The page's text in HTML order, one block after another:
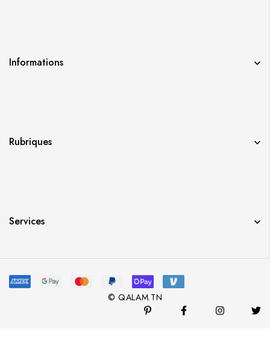
Informations
Rubriques
Services
© QALAM.TN